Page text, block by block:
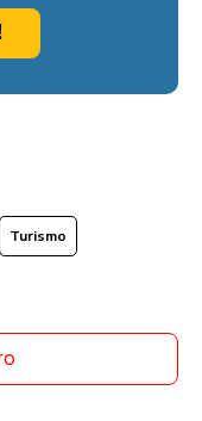
Turismo